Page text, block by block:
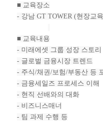
■ 교육장소
- 강남 GT TOWER (현장교
■ 교육내용
- 미래에셋 그룹 성장 스토리
- 글로벌 금융시장 트렌드
- 주식/채권/보험/부동산 등
- 금융세일즈 프로세스 이해
- 현직 선배와의 대화
- 비즈니스매너
- 팀 과제 수행 등